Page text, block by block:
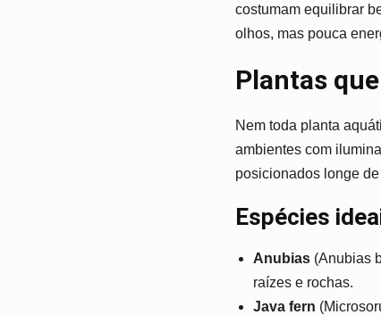
costumam equilibrar
olhos, mas pouca
Plantas
Nem toda planta
ambientes com
posicionados longe
Espécies
Anubias(Anubias
raízes e rochas.
Java fern